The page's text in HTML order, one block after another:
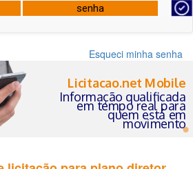
Esqueci minha senha
Licitacao.net Mobile
Informação qualificada
em tempo real para
quem está em
movimento